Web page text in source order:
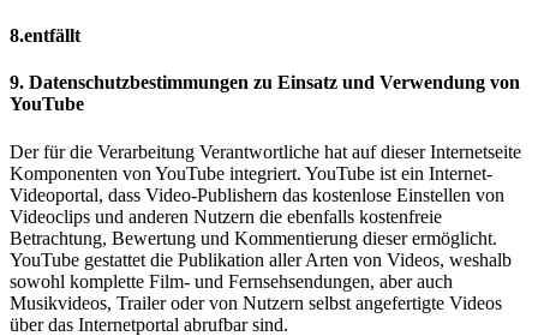
8.entfällt
9. Datenschutzbestimmungen zu Einsatz und Verwendung von
YouTube
Der für die Verarbeitung Verantwortliche hat auf dieser Internetseite
Komponenten von YouTube integriert. YouTube ist ein Internet-
Videoportal, dass Video-Publishern das kostenlose Einstellen von
Videoclips und anderen Nutzern die ebenfalls kostenfreie
Betrachtung, Bewertung und Kommentierung dieser ermöglicht.
YouTube gestattet die Publikation aller Arten von Videos, weshalb
sowohl komplette Film- und Fernsehsendungen, aber auch
Musikvideos, Trailer oder von Nutzern selbst angefertigte Videos
über das Internetportal abrufbar sind.